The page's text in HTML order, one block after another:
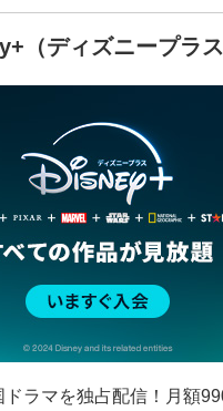
（ディズニープラス
ラマを独占配信！月額